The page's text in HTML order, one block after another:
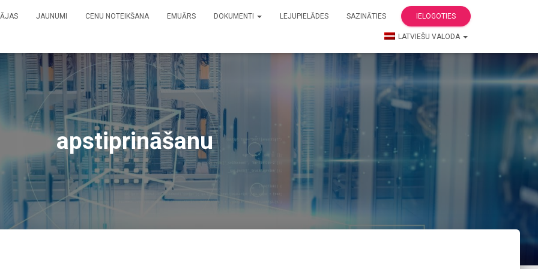
JAUNUMI CENU NOTEIKŠANA EMUĀRS DOKUMENTI LEJUPIELĀDES SAZINĀTIES IELOGOTIES
LATVIEŠU VALODA
apstiprināšanu